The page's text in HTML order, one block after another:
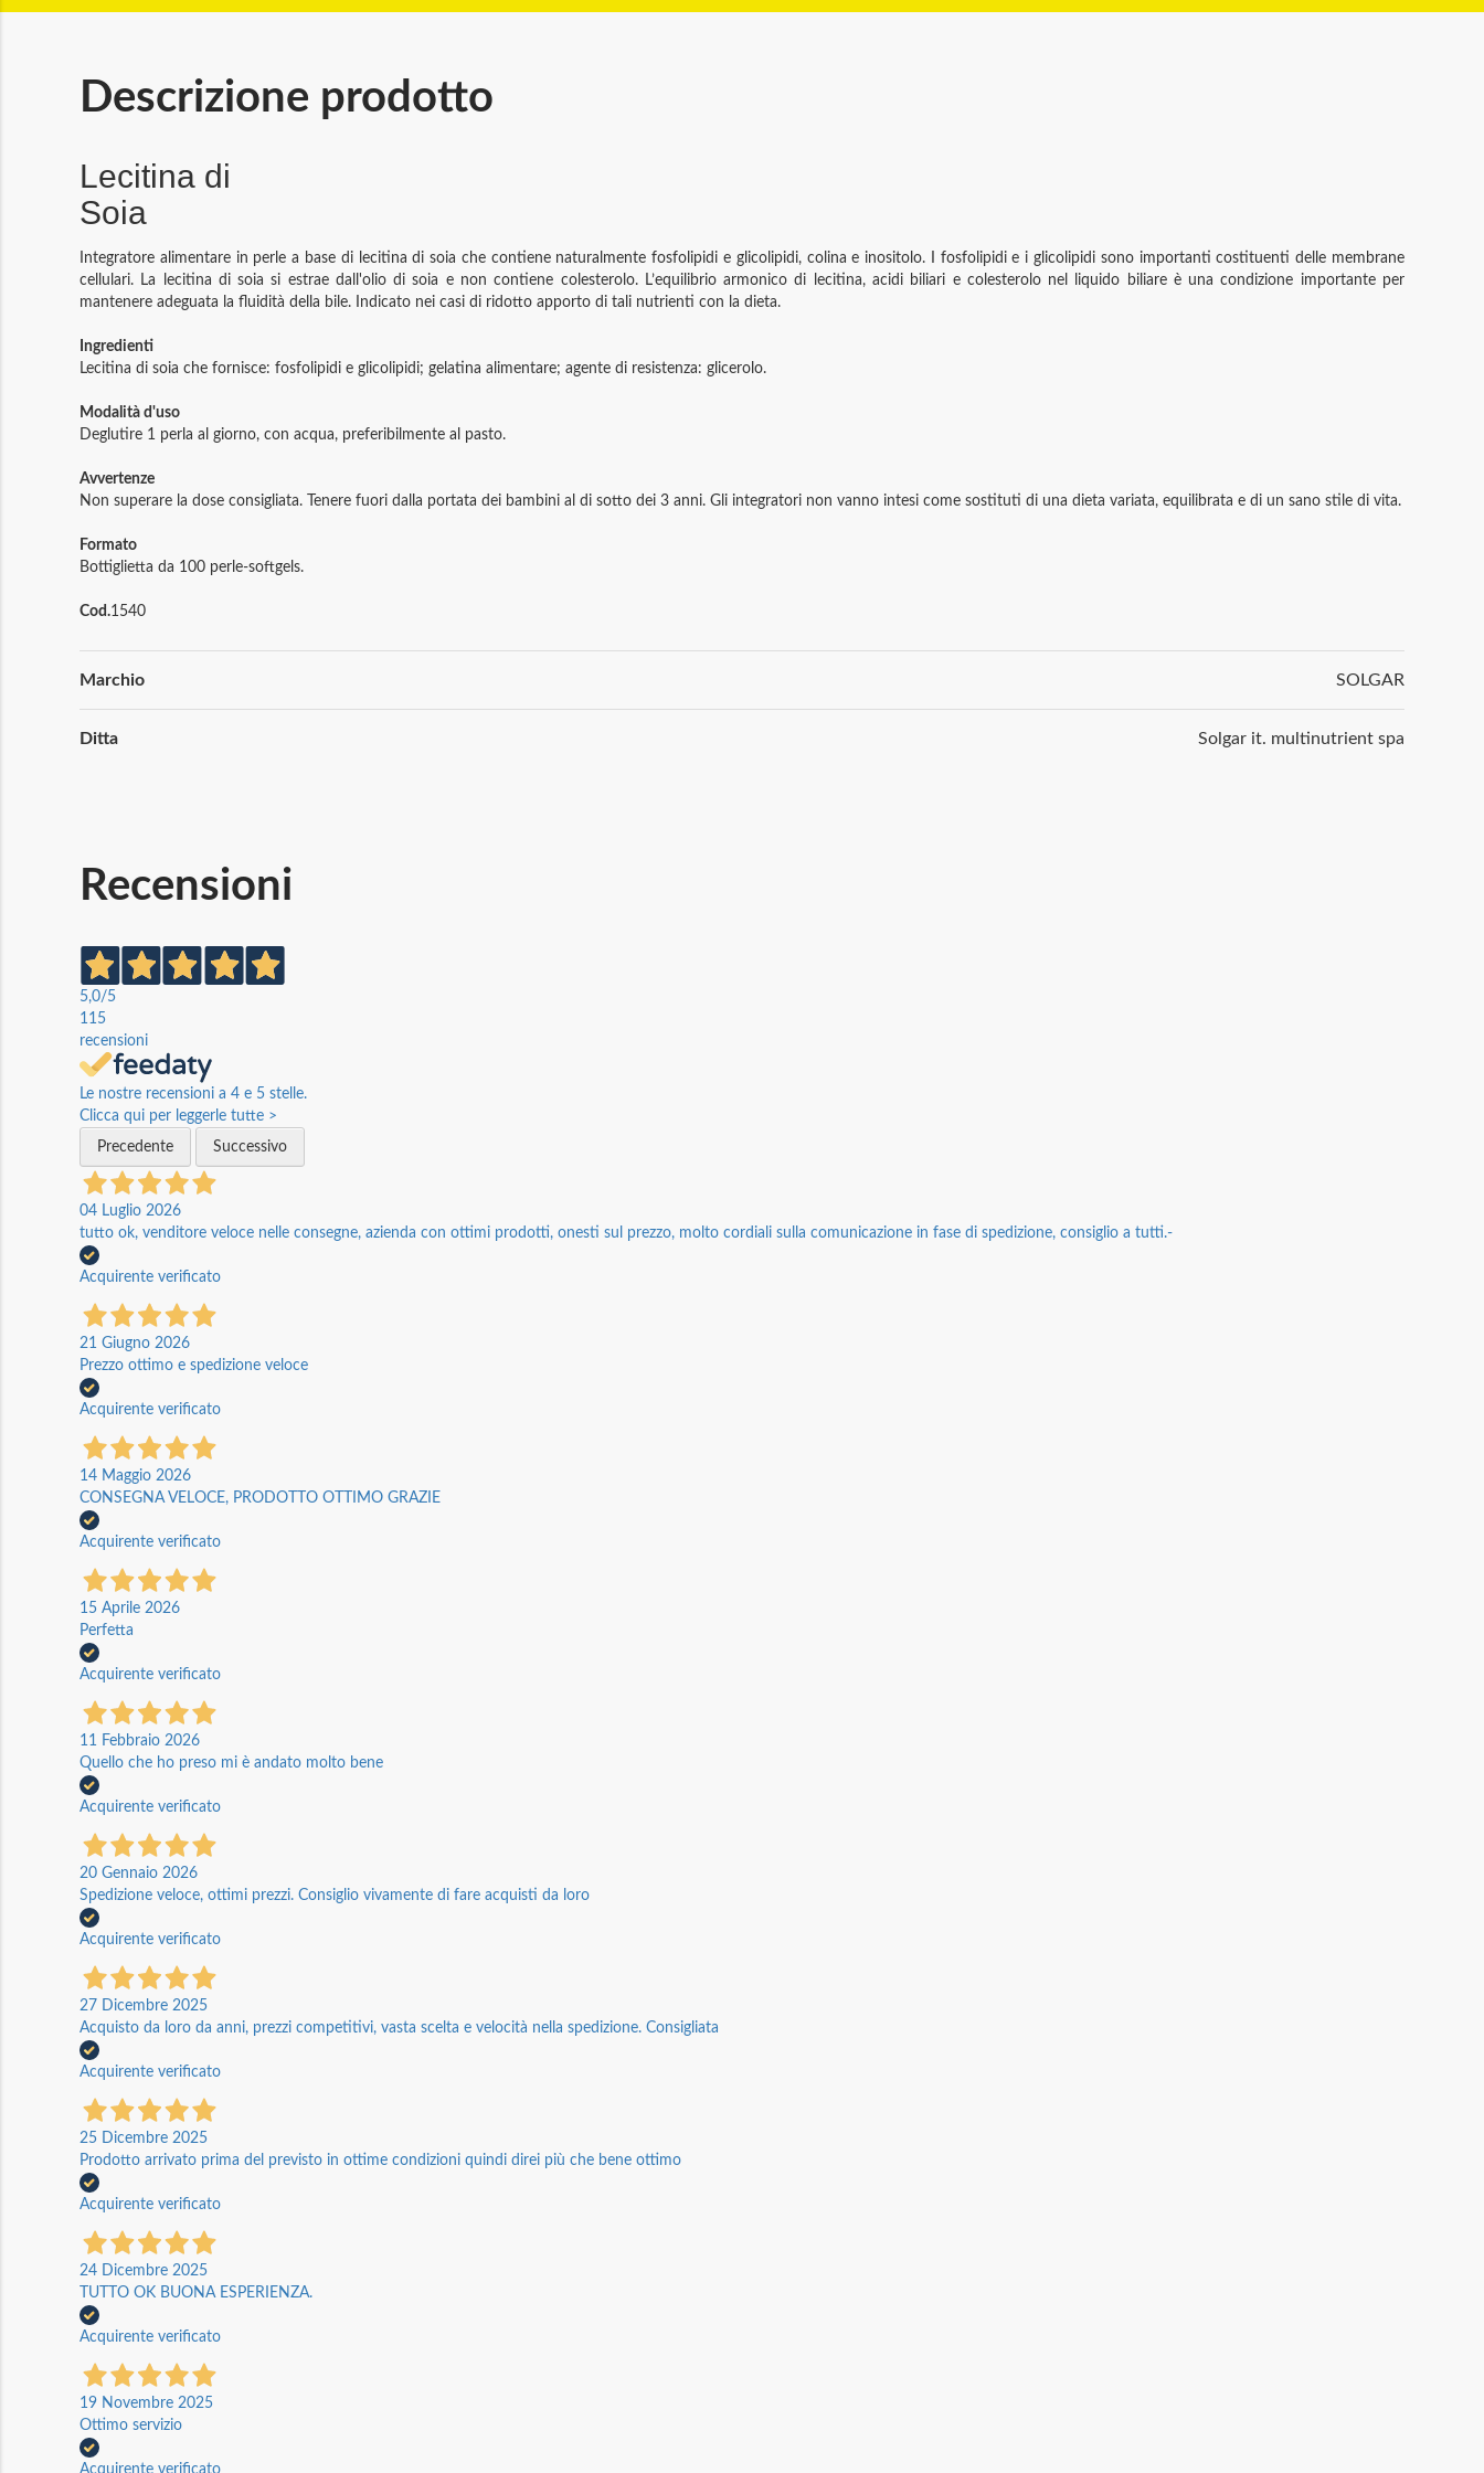
Descrizione prodotto
Lecitina di
Soia
Integratore alimentare in perle a base di lecitina di soia che contiene naturalmente fosfolipidi e glicolipidi, colina e inositolo. I fosfolipidi e i glicolipidi sono importanti costituenti delle membrane
cellulari. La lecitina di soia si estrae dall'olio di soia e non contiene colesterolo. L’equilibrio armonico di lecitina, acidi biliari e colesterolo nel liquido biliare è una condizione importante per
mantenere adeguata la fluidità della bile. Indicato nei casi di ridotto apporto di tali nutrienti con la dieta.
Ingredienti
Lecitina di soia che fornisce: fosfolipidi e glicolipidi; gelatina alimentare; agente di resistenza: glicerolo.
Modalità d'uso
Deglutire 1 perla al giorno, con acqua, preferibilmente al pasto.
Avvertenze
Non superare la dose consigliata. Tenere fuori dalla portata dei bambini al di sotto dei 3 anni. Gli integratori non vanno intesi come sostituti di una dieta variata, equilibrata e di un sano stile di vita.
Formato
Bottiglietta da 100 perle-softgels.
Cod.1540
Informazioni
Marchio SOLGAR
Ditta Solgar it. multinutrient spa
Recensioni
5,0/5
115
recensioni
Le nostre recensioni a 4 e 5 stelle.
Clicca qui per leggerle tutte >
Precedente
Successivo
04 Luglio 2026
tutto ok, venditore veloce nelle consegne, azienda con ottimi prodotti, onesti sul prezzo, molto cordiali sulla comunicazione in fase di spedizione, consiglio a tutti.-
Acquirente verificato
21 Giugno 2026
Prezzo ottimo e spedizione veloce
Acquirente verificato
14 Maggio 2026
CONSEGNA VELOCE, PRODOTTO OTTIMO GRAZIE
Acquirente verificato
15 Aprile 2026
Perfetta
Acquirente verificato
11 Febbraio 2026
Quello che ho preso mi è andato molto bene
Acquirente verificato
20 Gennaio 2026
Spedizione veloce, ottimi prezzi. Consiglio vivamente di fare acquisti da loro
Acquirente verificato
27 Dicembre 2025
Acquisto da loro da anni, prezzi competitivi, vasta scelta e velocità nella spedizione. Consigliata
Acquirente verificato
25 Dicembre 2025
Prodotto arrivato prima del previsto in ottime condizioni quindi direi più che bene ottimo
Acquirente verificato
24 Dicembre 2025
TUTTO OK BUONA ESPERIENZA.
Acquirente verificato
19 Novembre 2025
Ottimo servizio
Acquirente verificato